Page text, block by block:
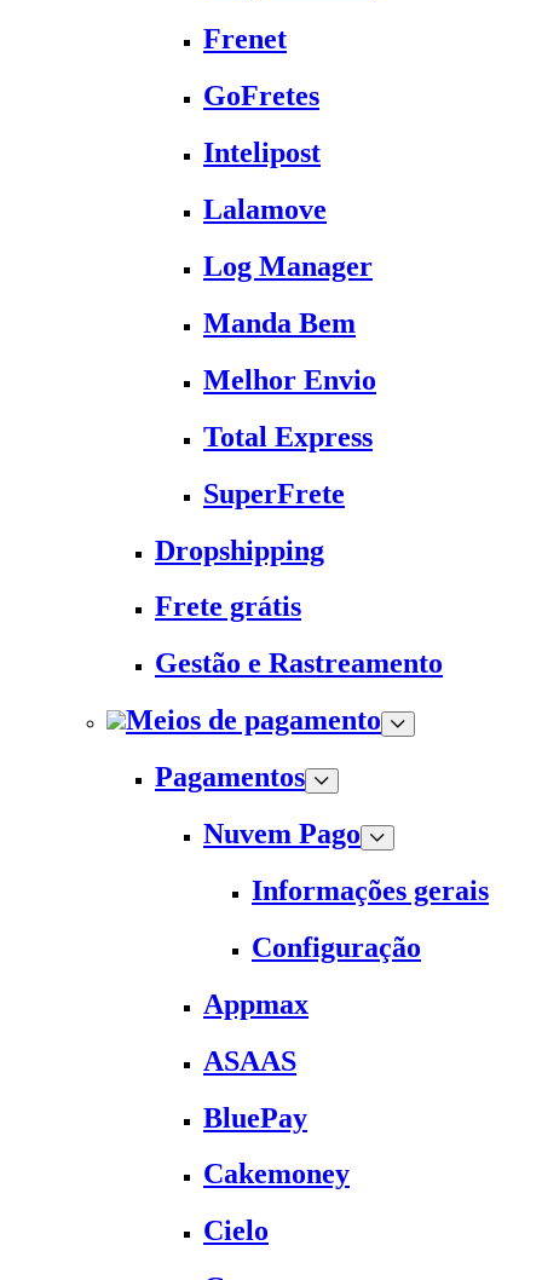
Frenet
GoFretes
Intelipost
Lalamove
Log Manager
Manda Bem
Melhor Envio
Total Express
SuperFrete
Dropshipping
Frete grátis
Gestão e Rastreamento
Meios de pagamento
Pagamentos
Nuvem Pago
Informações gerais
Configuração
Appmax
ASAAS
BluePay
Cakemoney
Cielo